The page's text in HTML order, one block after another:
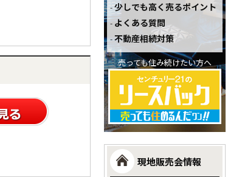
少しでも高く売るポイント
よくある質問
不動産相続対策
売っても住み続けたい方へ
現地販売会情報